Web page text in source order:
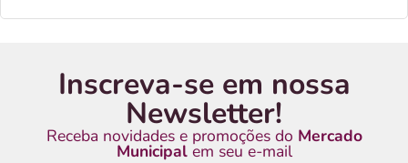
Inscreva-se em nossa
Newsletter!
Receba novidades e promoções do Mercado
Municipalem seu e-mail